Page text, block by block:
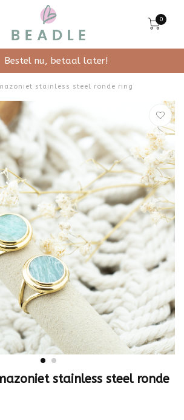
0
Bestel nu, betaal later!
stainless steel ronde ring
stainless steel ronde